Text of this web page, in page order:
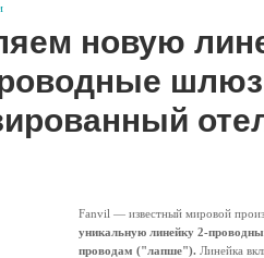
новую
Fanvil — известный мировой
уникальную линейку 2-
проводам ("лапше"). Линейка